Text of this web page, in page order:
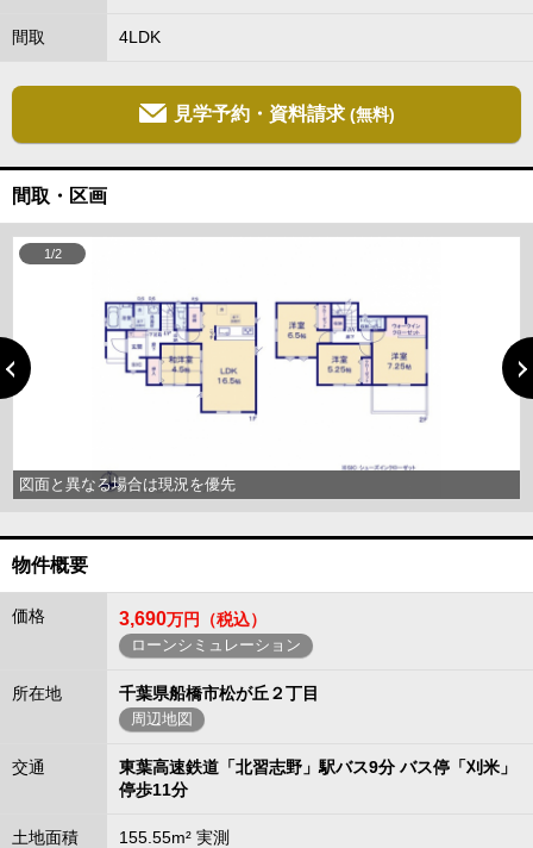
間取 4LDK
見学予約・資料請求 (無料)
間取・区画
図面と異なる場合は現況を優先
1/2
物件概要
価格 3,690万円（税込）
ローンシミュレーション
所在地 千葉県船橋市松が丘２丁目
周辺地図
交通
東葉高速鉄道「北習志野」駅バス9分 バス停「刈米」
停歩11分
土地面積 155.55m² 実測